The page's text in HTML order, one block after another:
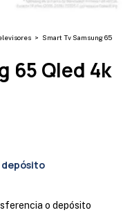
> Smart Tv Samsung 65
65 Qled 4k
o depósito